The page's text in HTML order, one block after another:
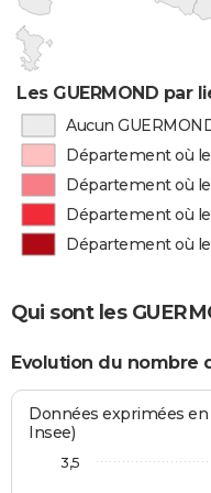
Les GUERMOND par
Aucun
Département où
Département où
Département où
Département où
Qui sont les
Evolution du nombre
Données exprimées
Insee)
3,5